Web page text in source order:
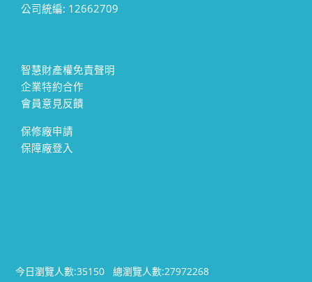
公司統編: 12662709
智慧財產權免責聲明
企業特約合作
會員意見反饋
保修廠申請
保障廠登入
今日瀏覽人數:35150總瀏覽人數:27972268